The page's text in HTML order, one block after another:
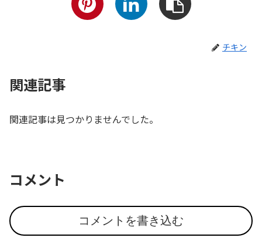
チキン
関連記事
関連記事は見つかりませんでした。
コメント
コメントを書き込む